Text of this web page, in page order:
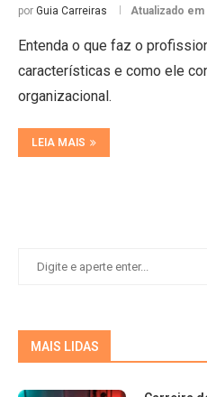
por Guia Carreiras Atualizado em
Entenda o que faz o
características e como ele
organizacional.
LEIA MAIS
MAIS LIDAS